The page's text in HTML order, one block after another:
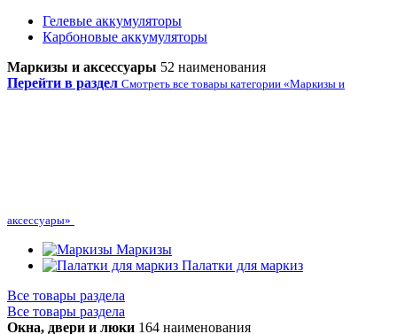
Гелевые аккумуляторы
Карбоновые аккумуляторы
Маркизы и аксессуары 52 наименования
Перейти в раздел Смотреть все товары категории «Маркизы и
аксессуары»
Маркизы
Палатки для маркиз
Все товары раздела
Все товары раздела
Окна, двери и люки 164 наименования